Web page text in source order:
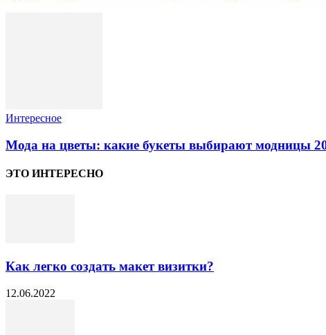
Интересное
Мода на цветы: какие букеты выбирают модницы
ЭТО ИНТЕРЕСНО
Как легко создать макет визитки?
12.06.2022